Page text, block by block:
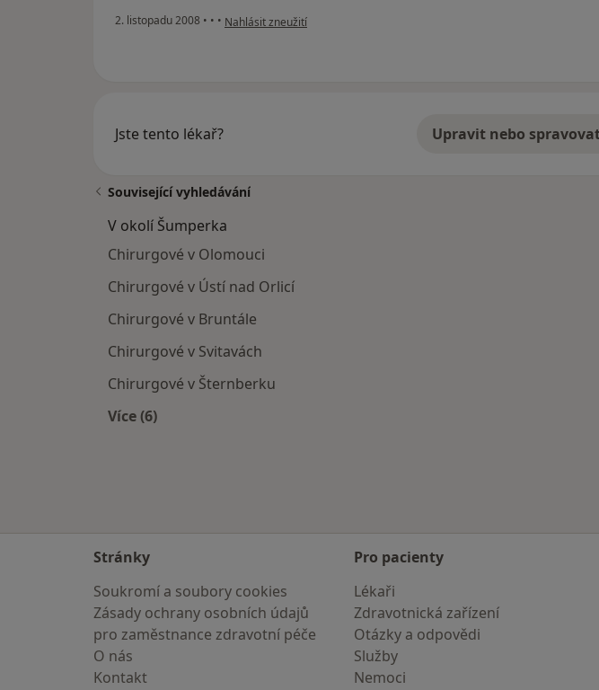
2. listopadu 2008 • • • podle názoru uživatele Alena
Nahlásit zneužití
Jste tento lékař? Upravit nebo
Související vyhledávání
V okolí Šumperka
Chirurgové v Olomouci
Chirurgové v Ústí nad Orlicí
Chirurgové v Bruntále
Chirurgové v Svitavách
Chirurgové v Šternberku
Více (6)
Stránky
Soukromí a soubory cookies
Zásady ochrany osobních údajů
pro zaměstnance zdravotní péče
O nás
Kontakt
Pro pacienty
Lékaři
Zdravotnická zařízení
Otázky a odpovědi
Služby
Nemoci